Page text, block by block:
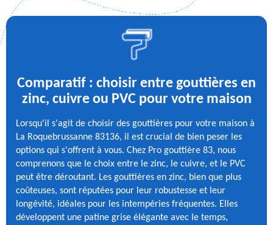
Comparatif : choisir entre gouttières en
zinc, cuivre ou PVC pour votre maison
Lorsqu'il s'agit de choisir des gouttières pour votre maison à
La Roquebrussanne 83136, il est crucial de bien peser les
options qui s'offrent à vous. Chez Pro gouttière 83, nous
comprenons que le choix entre le zinc, le cuivre, et le PVC
peut être déroutant. Les gouttières en zinc, bien que plus
coûteuses, sont réputées pour leur robustesse et leur
longévité, idéales pour les intempéries fréquentes. Elles
développent une patine grise élégante avec le temps,